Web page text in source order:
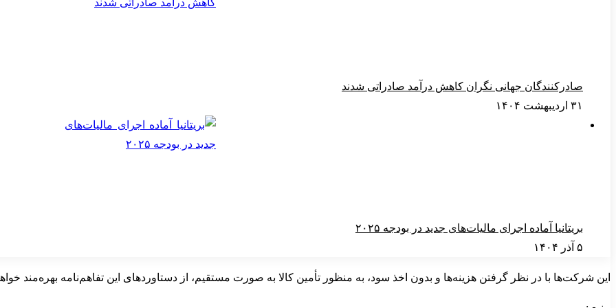
صادرکنندگان جهانی نگران کاهش درآمد صادراتی شدند
۳۱ اردیبهشت ۱۴۰۴
بریتانیا آماده اجرای مالیات‌های جدید در بودجه ۲۰۲۵
۵ آذر ۱۴۰۴
این شرکت‌ها با در نظر گرفتن هزینه‌ها و بدون اخذ سود، به منظور تأمین کالا به صورت مستقیم، از دستاوردهای این تفاهم‌نامه بهره‌مند